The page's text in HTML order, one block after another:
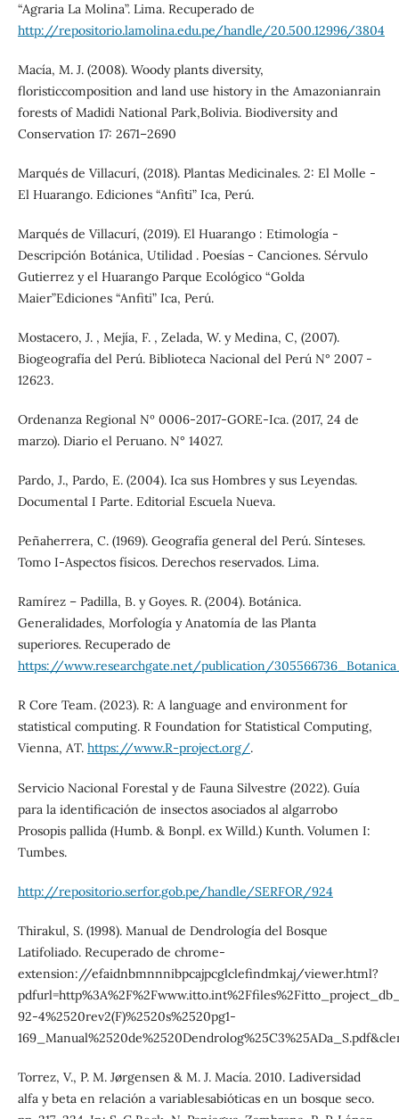
“Agraria La Molina”. Lima. Recuperado de
http://repositorio.lamolina.edu.pe/handle/20.500.12996/3804
Macía, M. J. (2008). Woody plants diversity,
floristiccomposition and land use history in the Amazonianrain
forests of Madidi National Park,Bolivia. Biodiversity and
Conservation 17: 2671–2690
Marqués de Villacurí, (2018). Plantas Medicinales. 2: El Molle -
El Huarango. Ediciones “Anfiti” Ica, Perú.
Marqués de Villacurí, (2019). El Huarango : Etimología -
Descripción Botánica, Utilidad . Poesías - Canciones. Sérvulo
Gutierrez y el Huarango Parque Ecológico “Golda
Maier”Ediciones “Anfiti” Ica, Perú.
Mostacero, J. , Mejía, F. , Zelada, W. y Medina, C, (2007).
Biogeografía del Perú. Biblioteca Nacional del Perú N° 2007 -
12623.
Ordenanza Regional Nº 0006-2017-GORE-Ica. (2017, 24 de
marzo). Diario el Peruano. N° 14027.
Pardo, J., Pardo, E. (2004). Ica sus Hombres y sus Leyendas.
Documental I Parte. Editorial Escuela Nueva.
Peñaherrera, C. (1969). Geografía general del Perú. Sínteses.
Tomo I-Aspectos físicos. Derechos reservados. Lima.
Ramírez – Padilla, B. y Goyes. R. (2004). Botánica.
Generalidades, Morfología y Anatomía de las Planta
superiores. Recuperado de
https://www.researchgate.net/publication/
R Core Team. (2023). R: A language and environment for
statistical computing. R Foundation for Statistical Computing,
Vienna, AT. https://www.R-project.org/.
Servicio Nacional Forestal y de Fauna Silvestre (2022). Guía
para la identificación de insectos asociados al algarrobo
Prosopis pallida (Humb. & Bonpl. ex Willd.) Kunth. Volumen I:
Tumbes.
http://repositorio.serfor.gob.pe/handle/SERFOR/924
Thirakul, S. (1998). Manual de Dendrología del Bosque
Latifoliado. Recuperado de chrome-
extension://efaidnbmnnnibpcajpcglclefindmkaj/viewer.html?
92-4%2520rev2(F)%2520s%2520pg1-
Torrez, V., P. M. Jørgensen & M. J. Macía. 2010. Ladiversidad
alfa y beta en relación a variablesabióticas en un bosque seco.